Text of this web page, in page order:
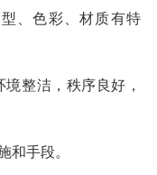
、色彩、材质有特
整洁，秩序良好，
手段。